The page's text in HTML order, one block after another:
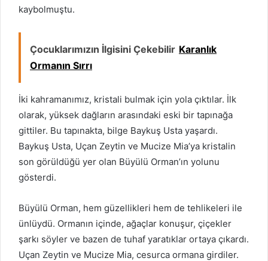
kaybolmuştu.
Çocuklarımızın İlgisini Çekebilir Karanlık
Ormanın Sırrı
İki kahramanımız, kristali bulmak için yola çıktılar. İlk
olarak, yüksek dağların arasındaki eski bir tapınağa
gittiler. Bu tapınakta, bilge Baykuş Usta yaşardı.
Baykuş Usta, Uçan Zeytin ve Mucize Mia’ya kristalin
son görüldüğü yer olan Büyülü Orman’ın yolunu
gösterdi.
Büyülü Orman, hem güzellikleri hem de tehlikeleri ile
ünlüydü. Ormanın içinde, ağaçlar konuşur, çiçekler
şarkı söyler ve bazen de tuhaf yaratıklar ortaya çıkardı.
Uçan Zeytin ve Mucize Mia, cesurca ormana girdiler.